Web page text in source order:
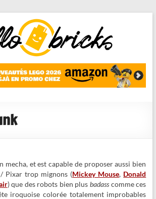
mecha, et est capable de proposer aussi bien
Pixar trop mignons (Mickey Mouse, Donald
) que des robots bien plusbadass comme ces
iroquoise colorée totalement improbables